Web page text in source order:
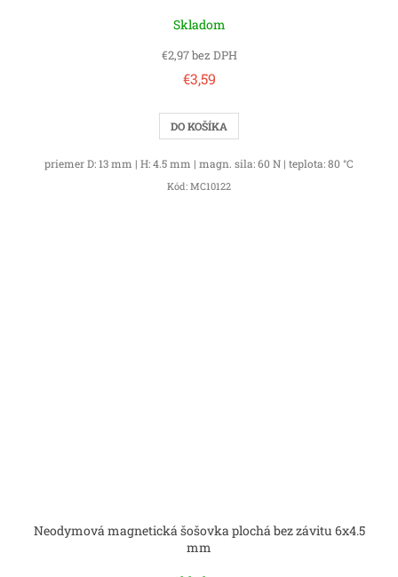
Skladom
€2,97 bez DPH
€3,59
DO KOŠÍKA
priemer D: 13 mm | H: 4.5 mm | magn. sila: 60 N | teplota: 80 °C
Kód: MC10122
Neodymová magnetická šošovka plochá bez závitu 6x4.5
mm